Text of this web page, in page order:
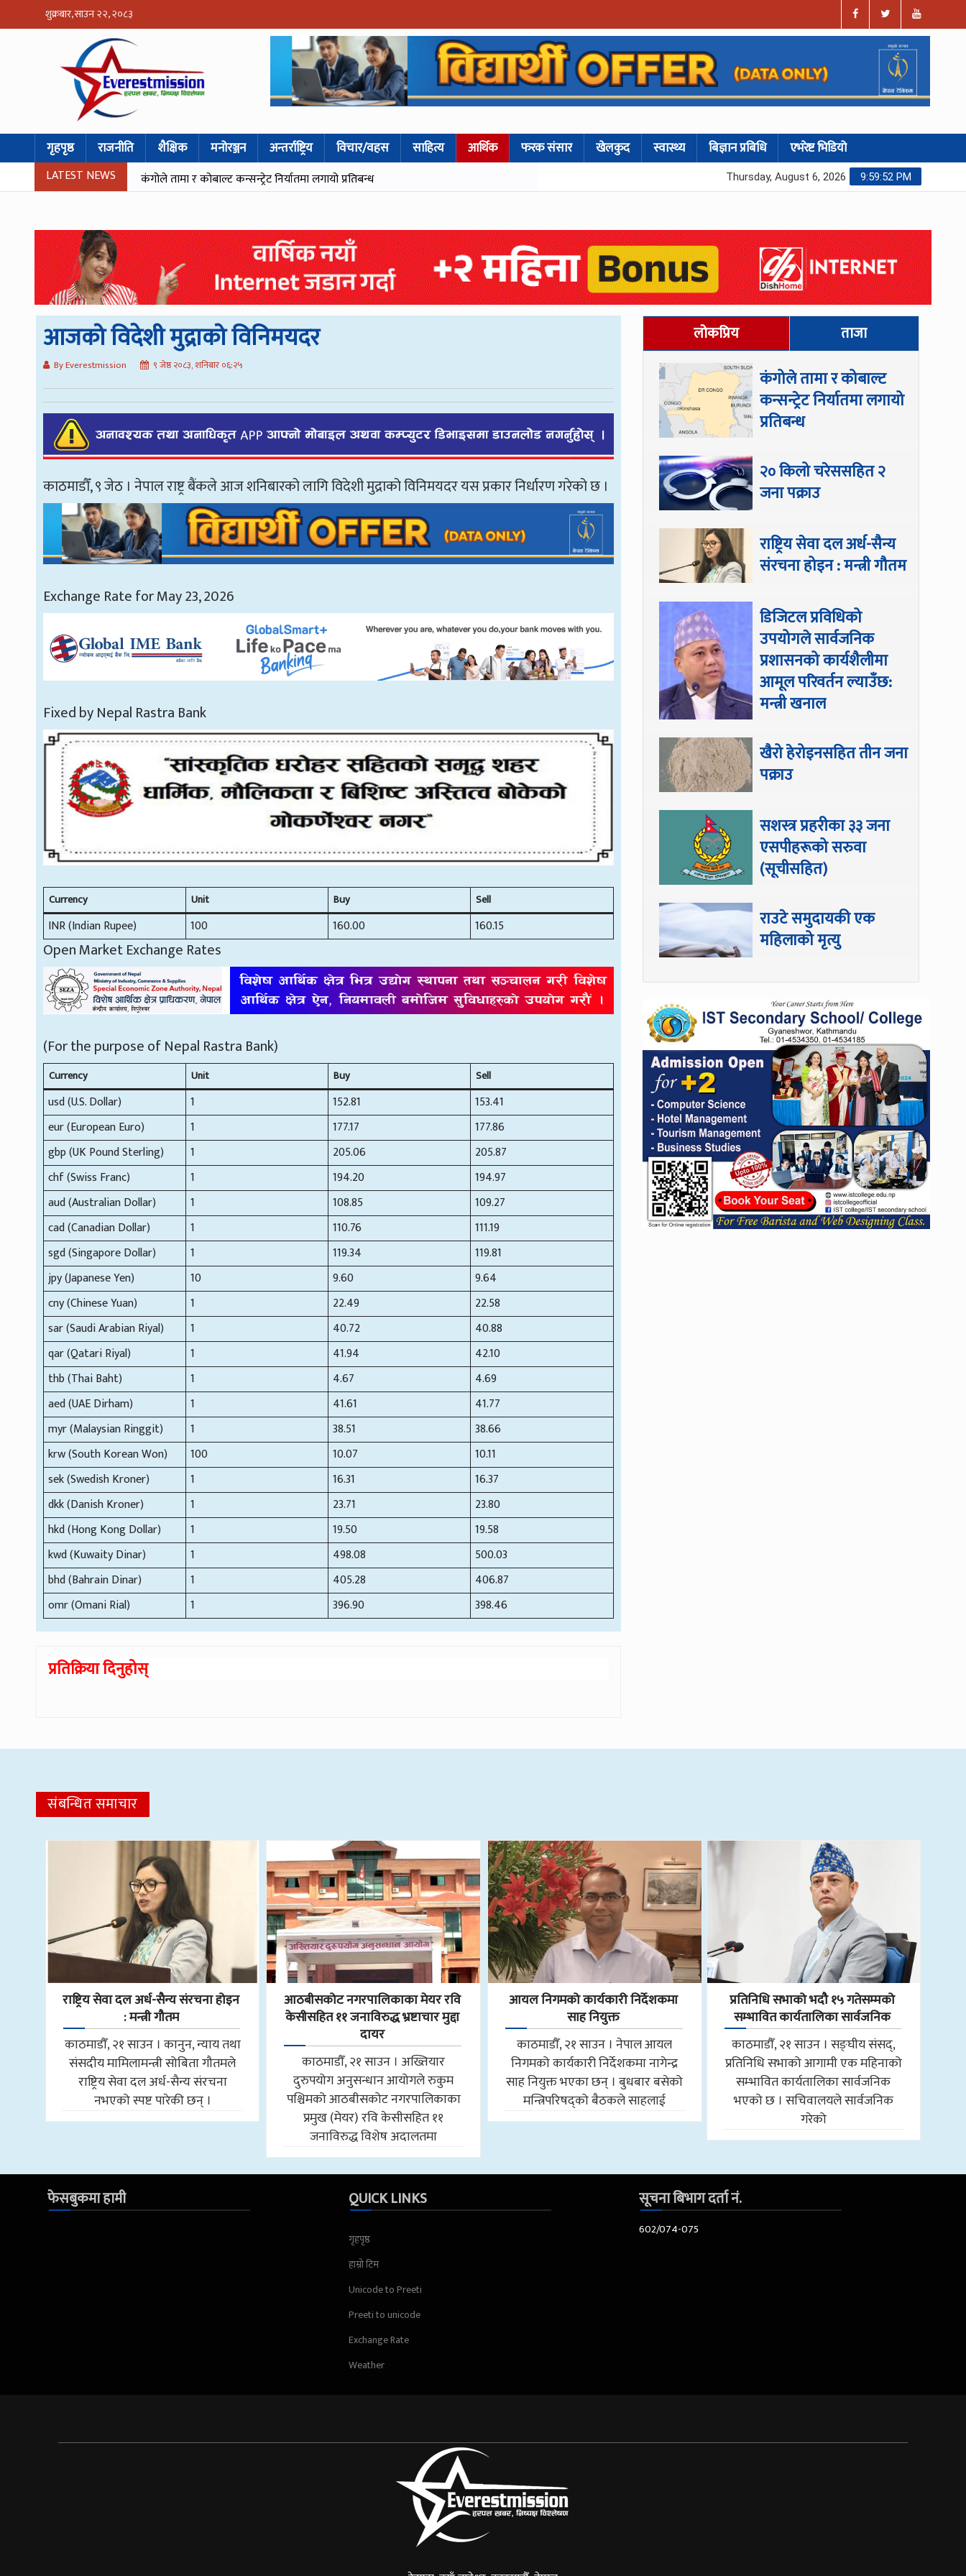
शुक्रबार, साउन २२, २०८३
गृहपृष्ठ राजनीति शैक्षिक मनोरञ्जन अन्तर्राष्ट्रिय विचार/वहस साहित्य आर्थिक फरक संसार खेलकुद स्वास्थ्य बिज्ञान प्रबिधि एभरेष्ट भिडियो
LATEST NEWS कंगोले तामा र कोबाल्ट कन्सन्ट्रेट निर्यातमा लगायो प्रतिबन्ध 9:59:53 PM
Thursday, August 6, 2026
आजको विदेशी मुद्राको विनिमयदर
By Everestmission ९ जेष्ठ २०८३, शनिबार ०६:२५
काठमाडौँ, ९ जेठ । नेपाल राष्ट्र बैंकले आज शनिबारको लागि विदेशी मुद्राको विनिमयदर यस प्रकार निर्धारण गरेको छ ।
Exchange Rate for May 23, 2026
Fixed by Nepal Rastra Bank
Currency Unit Buy Sell
INR (Indian Rupee) 100 160.00 160.15
Open Market Exchange Rates
(For the purpose of Nepal Rastra Bank)
Currency Unit Buy Sell
usd (U.S. Dollar) 1 152.81
153.41
eur (European Euro)
1 177.17
177.86
gbp (UK Pound Sterling)
1 205.06
205.87
chf (Swiss Franc)
1 194.20
194.97
aud (Australian Dollar)
1 108.85
109.27
cad (Canadian Dollar)
1 110.76
111.19
sgd (Singapore Dollar)
1 119.34
119.81
jpy (Japanese Yen)
10 9.60
9.64
cny (Chinese Yuan)
1 22.49
22.58
sar (Saudi Arabian Riyal)
1 40.72
40.88
qar (Qatari Riyal)
1 41.94
42.10
thb (Thai Baht)
1 4.67
4.69
aed (UAE Dirham)
1 41.61
41.77
myr (Malaysian Ringgit)
1 38.51
38.66
krw (South Korean Won)
100 10.07
10.11
sek (Swedish Kroner)
1 16.31
16.37
dkk (Danish Kroner)
1 23.71
23.80
hkd (Hong Kong Dollar)
1 19.50
19.58
kwd (Kuwaity Dinar)
1 498.08
500.03
bhd (Bahrain Dinar)
1 405.28
406.87
omr (Omani Rial)
1 396.90 398.46
प्रतिक्रिया दिनुहोस्
लोकप्रिय ताजा
कंगोले तामा र कोबाल्ट
कन्सन्ट्रेट निर्यातमा लगायो
प्रतिबन्ध
२० किलो चरेससहित २
जना पक्राउ
राष्ट्रिय सेवा दल अर्ध-सैन्य
संरचना होइन : मन्त्री गौतम
डिजिटल प्रविधिको
उपयोगले सार्वजनिक
प्रशासनको कार्यशैलीमा
आमूल परिवर्तन ल्याउँछ:
मन्त्री खनाल
खैरो हेरोइनसहित तीन जना
पक्राउ
सशस्त्र प्रहरीका ३३ जना
एसपीहरूको सरुवा
(सूचीसहित)
राउटे समुदायकी एक
महिलाको मृत्यु
संबन्धित समाचार
राष्ट्रिय सेवा दल अर्ध-सैन्य संरचना होइन
: मन्त्री गौतम
काठमाडौँ, २१ साउन । कानुन, न्याय तथा
संसदीय मामिलामन्त्री सोबिता गौतमले
राष्ट्रिय सेवा दल अर्ध-सैन्य संरचना
नभएको स्पष्ट पारेकी छन् ।
आठबीसकोट नगरपालिकाका मेयर रवि
केसीसहित ११ जनाविरुद्ध भ्रष्टाचार मुद्दा
दायर
काठमाडौँ, २१ साउन । अख्तियार
दुरुपयोग अनुसन्धान आयोगले रुकुम
पश्चिमको आठबीसकोट नगरपालिकाका
प्रमुख (मेयर) रवि केसीसहित ११
जनाविरुद्ध विशेष अदालतमा
आयल निगमको कार्यकारी निर्देशकमा
साह नियुक्त
काठमाडौँ, २१ साउन । नेपाल आयल
निगमको कार्यकारी निर्देशकमा नागेन्द्र
साह नियुक्त भएका छन् । बुधबार बसेको
मन्त्रिपरिषद्को बैठकले साहलाई
प्रतिनिधि सभाको भदौ १५ गतेसम्मको
सम्भावित कार्यतालिका सार्वजनिक
काठमाडौँ, २१ साउन । सङ्घीय संसद्,
प्रतिनिधि सभाको आगामी एक महिनाको
सम्भावित कार्यतालिका सार्वजनिक
भएको छ । सचिवालयले सार्वजनिक
गरेको
फेसबुकमा हामी QUICK LINKS
गृहपृष्ठ
हाम्रो टिम
Unicode to Preeti
Preeti to unicode
Exchange Rate
Weather
सूचना बिभाग दर्ता नं.
602/074-075